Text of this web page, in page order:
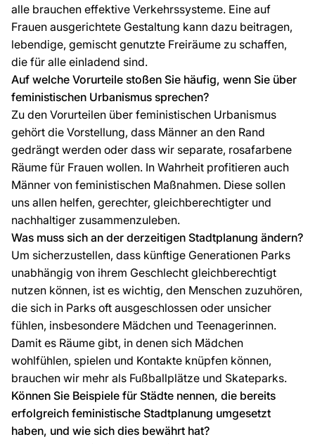
alle brauchen effektive Verkehrssysteme. Eine auf
Frauen ausgerichtete Gestaltung kann dazu beitragen,
lebendige, gemischt genutzte Freiräume zu schaffen,
die für alle einladend sind.
Auf welche Vorurteile stoßen Sie häufig, wenn Sie über
feministischen Urbanismus sprechen?
Zu den Vorurteilen über feministischen Urbanismus
gehört die Vorstellung, dass Männer an den Rand
gedrängt werden oder dass wir separate, rosafarbene
Räume für Frauen wollen. In Wahrheit profitieren auch
Männer von feministischen Maßnahmen. Diese sollen
uns allen helfen, gerechter, gleichberechtigter und
nachhaltiger zusammenzuleben.
Was muss sich an der derzeitigen Stadtplanung ändern?
Um sicherzustellen, dass künftige Generationen Parks
unabhängig von ihrem Geschlecht gleichberechtigt
nutzen können, ist es wichtig, den Menschen zuzuhören,
die sich in Parks oft ausgeschlossen oder unsicher
fühlen, insbesondere Mädchen und Teenagerinnen.
Damit es Räume gibt, in denen sich Mädchen
wohlfühlen, spielen und Kontakte knüpfen können,
brauchen wir mehr als Fußballplätze und Skateparks.
Können Sie Beispiele für Städte nennen, die bereits
erfolgreich feministische Stadtplanung umgesetzt
haben, und wie sich dies bewährt hat?